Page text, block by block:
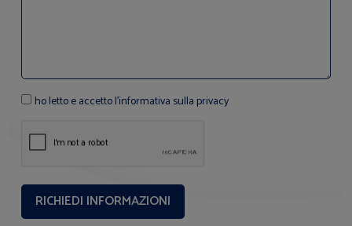
ho letto e accetto l'informativa sulla privacy